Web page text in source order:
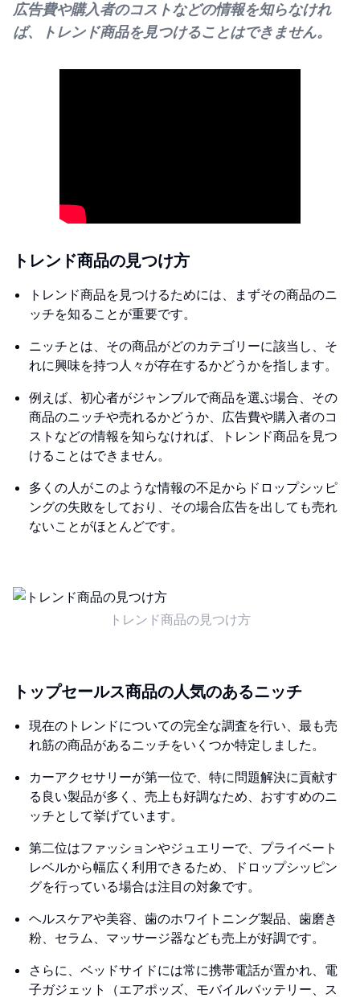
広告費や購入者のコストなどの情報を知らなけれ
ば、トレンド商品を見つけることはできません。
トレンド商品の見つけ方
トレンド商品を見つけるためには、まずその商品のニ
ッチを知ることが重要です。
ニッチとは、その商品がどのカテゴリーに該当し、そ
れに興味を持つ人々が存在するかどうかを指します。
例えば、初心者がジャンブルで商品を選ぶ場合、その
商品のニッチや売れるかどうか、広告費や購入者のコ
ストなどの情報を知らなければ、トレンド商品を見つ
けることはできません。
多くの人がこのような情報の不足からドロップシッピ
ングの失敗をしており、その場合広告を出しても売れ
ないことがほとんどです。
トレンド商品の見つけ方
トップセールス商品の人気のあるニッチ
現在のトレンドについての完全な調査を行い、最も売
れ筋の商品があるニッチをいくつか特定しました。
カーアクセサリーが第一位で、特に問題解決に貢献す
る良い製品が多く、売上も好調なため、おすすめのニ
ッチとして挙げています。
第二位はファッションやジュエリーで、プライベート
レベルから幅広く利用できるため、ドロップシッピン
グを行っている場合は注目の対象です。
ヘルスケアや美容、歯のホワイトニング製品、歯磨き
粉、セラム、マッサージ器なども売上が好調です。
さらに、ベッドサイドには常に携帯電話が置かれ、電
子ガジェット（エアポッズ、モバイルバッテリー、ス